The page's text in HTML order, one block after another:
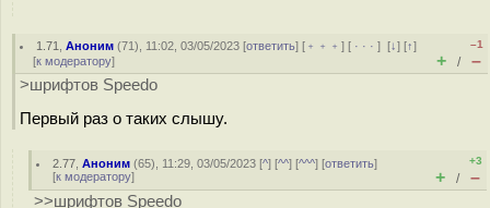
1.71 ,Аноним (71), 11:02, 03/05/2023 [ответить] [ ﹢﹢﹢] [ · · ·][↓] [↑]
[к модератору]
–1
+ / –
>шрифтов Speedo
Первый раз о таких слышу.
2.77 ,Аноним (65), 11:29, 03/05/2023 [^] [^^] [^^^] [ответить]
[к модератору]
+3
+ / –
>>шрифтов Speedo